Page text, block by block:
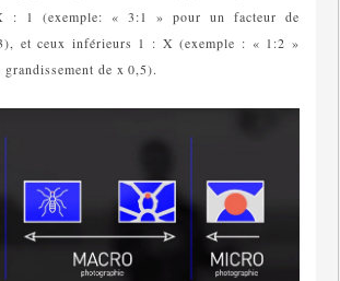
: 1 (exemple: « 3:1 » pour un facteur de
et ceux inférieurs 1 : X (exemple : « 1:2 »
de x 0,5).